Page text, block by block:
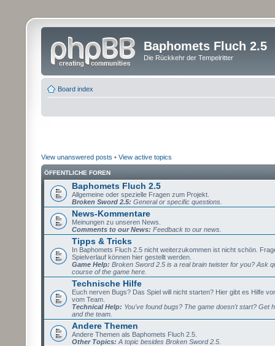
Baphomets Fluch 2.5
Die Rückkehr der Tempelritter
Board index
View unanswered posts • View active topics
ÖFFENTLICHE FOREN
Baphomets Fluch 2.5
Allgemeine oder spezielle Fragen zum Projekt.
Broken Sword 2.5: General or specific questions.
News-Kommentare
Meinungen zu unseren News.
Comments to our News: Feedback to our news.
Tipps & Tricks
In Baphomets Fluch 2.5 nicht weiterzukommen ist nicht schön.
Spielverlauf können hier gestellt werden.
Game Help: Broken Sword 2.5 is a real brain twister for you? Ask
course of the game here.
Technische Hilfe
Euch nerven Bugs? Das Spiel will nicht starten? Hier gibt es Hilfe
vom Team.
Technical Help: You've found bugs? The game doesn't start? Get
and the team.
Andere Themen
Andere Themen als Baphomets Fluch 2.5.
Other Topics: A topic besides Broken Sword 2.5.